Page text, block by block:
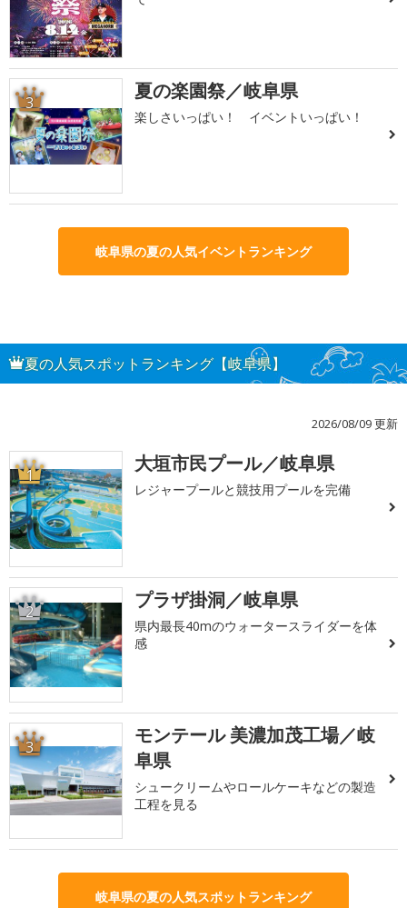
3 夏の楽園祭／岐阜県
楽しさいっぱい！ イベントいっぱい！
岐阜県の夏の人気イベントランキング
夏の人気スポットランキング【岐阜県】
2026/08/09 更新
1 大垣市民プール／岐阜県
レジャープールと競技用プールを完備
2 プラザ掛洞／岐阜県
県内最長40mのウォータースライダーを体
感
3
モンテール 美濃加茂工場／岐
阜県
シュークリームやロールケーキなどの製造
工程を見る
岐阜県の夏の人気スポットランキング